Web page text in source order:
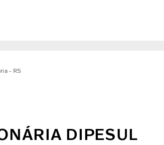
- RS
DIPESUL